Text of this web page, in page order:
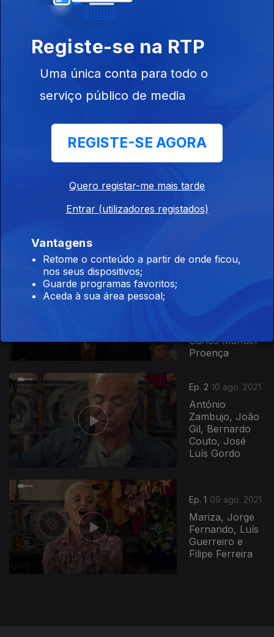
Dias, André
Marco Paulo,
Salgueiro,
Carlos Manuel
Proença
Ep. 2 10 ago. 2021
António
Zambujo, João
Gil, Bernardo
Couto, José
Luís Gordo
Ep. 1 09 ago. 2021
Mariza, Jorge
Fernando, Luís
Guerreiro e
Filipe Ferreira
561902
Registe-se na RTP
Uma única conta para todo o
serviço público de media
REGISTE-SE AGORA
Quero registar-me mais tarde
Entrar (utilizadores registados)
Vantagens
Retome o conteúdo a partir de onde ficou,
nos seus dispositivos;
Guarde programas favoritos;
Aceda à sua área pessoal;